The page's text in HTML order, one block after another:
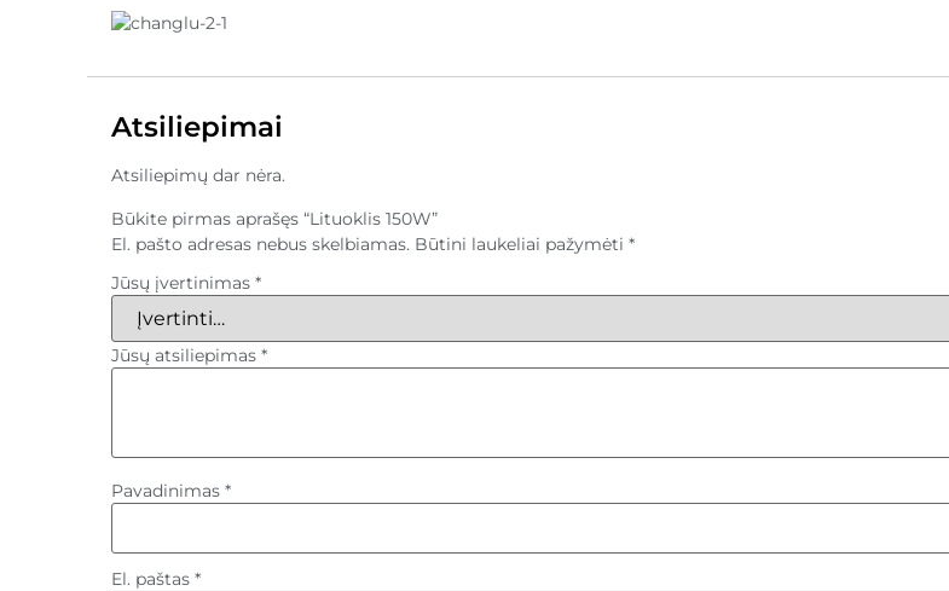
Atsiliepimai
Atsiliepimų dar nėra.
Būkite pirmas aprašęs “Lituoklis 150W”
El. pašto adresas nebus skelbiamas. Būtini laukeliai pažymėti *
Jūsų įvertinimas *
Jūsų atsiliepimas *
Pavadinimas *
El. paštas *